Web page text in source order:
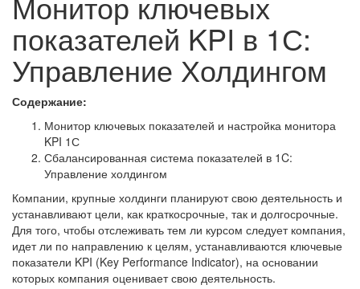
показателей KPI в 1С:
Управление Холдингом
Содержание:
Монитор ключевых показателей и настройка монитора
KPI 1С
Сбалансированная система показателей в 1C:
Управление холдингом
Компании, крупные холдинги планируют свою деятельность и
устанавливают цели, как краткосрочные, так и долгосрочные.
Для того, чтобы отслеживать тем ли курсом следует компания,
идет ли по направлению к целям, устанавливаются ключевые
показатели KPI (Key Performance Indicator), на основании
которых компания оценивает свою деятельность.